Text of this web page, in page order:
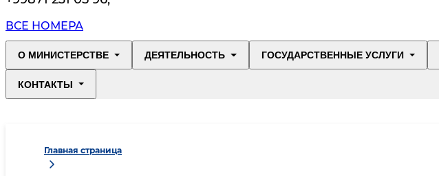
ВСЕ НОМЕРА
О МИНИСТЕРСТВЕ ДЕЯТЕЛЬНОСТЬ ГОСУДАРСТВЕННЫЕ УСЛУГИ
КОНТАКТЫ
Главная страница